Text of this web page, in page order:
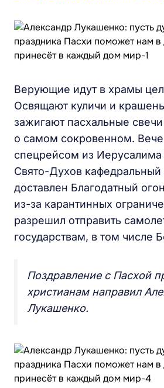
Верующие идут в храмы
Освящают куличи и
зажигают пасхальные
о самом сокровенном.
спецрейсом из
Свято-Духов
доставлен Благодатный
из-за карантинных
разрешил отправить
государствам, в том числе
Поздравление с Пасхой
христианам направил
Лукашенко.